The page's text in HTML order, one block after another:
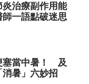
治療副作用能
一語點破迷思
塞當中暑！ 及
消暑」六妙招